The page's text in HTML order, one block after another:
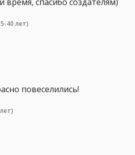
40 лет)
повеселились!